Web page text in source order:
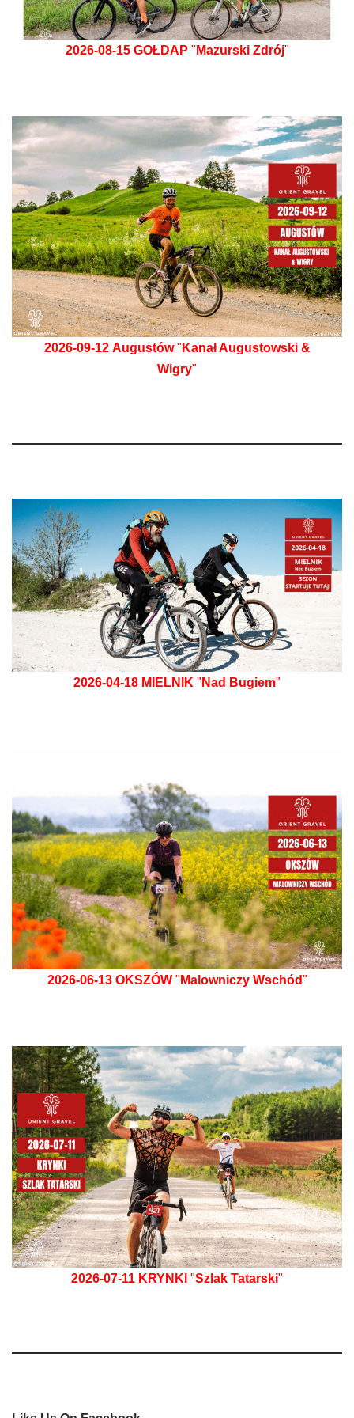
2026-08-15 GOŁDAP " Mazurski Zdrój"
2026-09-12 Augustów" Kanał Augustowski &
Wigry"
2026-04-18 MIELNIK " Nad Bugiem"
2026-06-13 OKSZÓW" Malowniczy Wschód"
2026-07-11 KRYNKI "Szlak Tatarski"